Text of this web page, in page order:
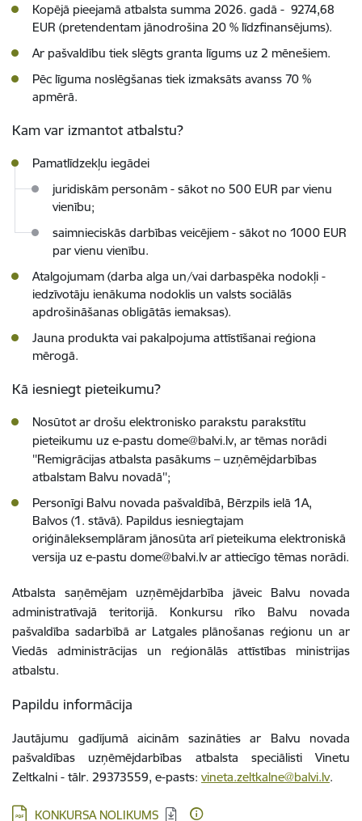
Kopējā pieejamā atbalsta summa 2026. gadā - 9274,68
EUR (pretendentam jānodrošina 20 % līdzfinansējums).
Ar pašvaldību tiek slēgts granta līgums uz 2 mēnešiem.
Pēc līguma noslēgšanas tiek izmaksāts avanss 70 %
apmērā.
Kam var izmantot atbalstu?
Pamatlīdzekļu iegādei
juridiskām personām - sākot no 500 EUR par vienu
vienību;
saimnieciskās darbības veicējiem - sākot no 1000 EUR
par vienu vienību.
Atalgojumam (darba alga un/vai darbaspēka nodokļi -
iedzīvotāju ienākuma nodoklis un valsts sociālās
apdrošināšanas obligātās iemaksas).
Jauna produkta vai pakalpojuma attīstīšanai reģiona
mērogā.
Kā iesniegt pieteikumu?
Nosūtot ar drošu elektronisko parakstu parakstītu
pieteikumu uz e-pastu dome@balvi.lv, ar tēmas norādi
''Remigrācijas atbalsta pasākums – uzņēmējdarbības
atbalstam Balvu novadā'';
Personīgi Balvu novada pašvaldībā, Bērzpils ielā 1A,
Balvos (1. stāvā). Papildus iesniegtajam
oriģināleksemplāram jānosūta arī pieteikuma elektroniskā
versija uz e-pastu dome@balvi.lvar attiecīgo tēmas norādi.
Atbalsta saņēmējam uzņēmējdarbība jāveic Balvu novada
administratīvajā teritorijā. Konkursu rīko Balvu novada
pašvaldība sadarbībā ar Latgales plānošanas reģionu un ar
Viedās administrācijas un reģionālās attīstības ministrijas
atbalstu.
Papildu informācija
Jautājumu gadījumā aicinām sazināties ar Balvu novada
pašvaldības uzņēmējdarbības atbalsta speciālisti Vinetu
Zeltkalni - tālr. 29373559, e-pasts: vineta.zeltkalne@balvi.lv.
Lejupielādēt:
KONKURSA NOLIKUMS